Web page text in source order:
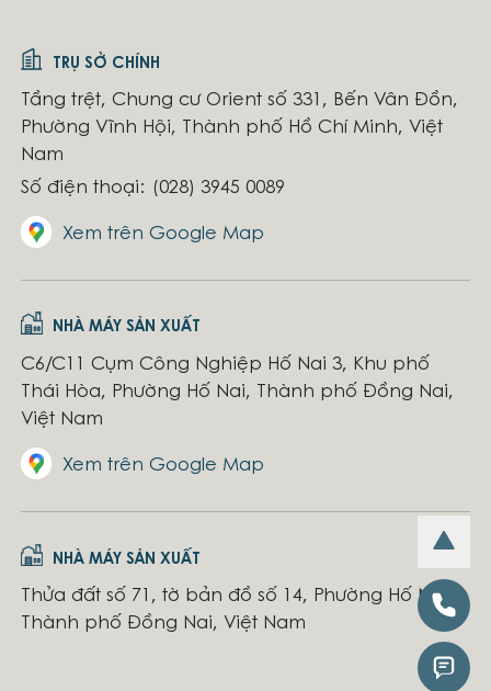
TRỤ SỞ CHÍNH
Tầng trệt, Chung cư Orient số 331, Bến Vân Đồn,
Phường Vĩnh Hội, Thành phố Hồ Chí Minh, Việt
Nam
Số điện thoại: (028) 3945 0089
Xem trên Google Map
NHÀ MÁY SẢN XUẤT
C6/C11 Cụm Công Nghiệp Hố Nai 3, Khu phố
Thái Hòa, Phường Hố Nai, Thành phố Đồng Nai,
Việt Nam
Xem trên Google Map
NHÀ MÁY SẢN XUẤT
Thửa đất số 71, tờ bản đồ số 14, Phường Hố Nai,
Thành phố Đồng Nai, Việt Nam